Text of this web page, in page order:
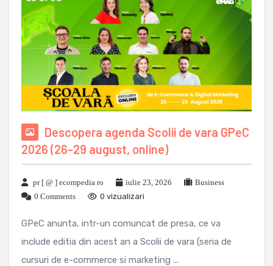
Descopera agenda Scolii de vara GPeC
2026 (26-29 august, online)
pr [ @ ] ecompedia ro iulie 23, 2026
Business
0 Comments
0 vizualizari
GPeC anunta, intr-un comuncat de presa, ce va
include editia din acest an a Scolii de vara (seria de
cursuri de e-commerce si marketing ...